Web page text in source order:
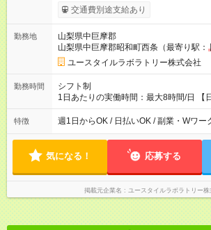
考慮して決定します 【収入例】 週1回勤務の場合：1,410円×8時
間×4回=4万5,120円 週3回勤務の場合：1,410円×8時間×12回
5,600円 【試用期間】試用期間あり 試用期間の長さ：2ヶ月
※ 雇用形態と給与に、本採用時と異なる
形態：本採用時と同じです。 給与：時給
交通費別途支給あり
勤務地
山梨県中巨摩郡
山梨県中巨摩郡昭和町西条（最寄り駅：
ユースタイルラボラトリー株式会社
勤務時間
シフト制
1日あたりの実働時間：最大8時間/日 【
の間で2～8時間勤務（休憩時間は法定通り） ※週1日～
日2時間から勤務OK ／ 夜勤なし ＊＊ 勤務時間例 ＊＊ ■7時
変動 ※曜日固定（毎週同じ曜日勤務）
特徴 週1日からOK / 日払いOK / 副業・Wワー
気になる！ 応募する
掲載元企業名 ユースタイルラボラトリー株